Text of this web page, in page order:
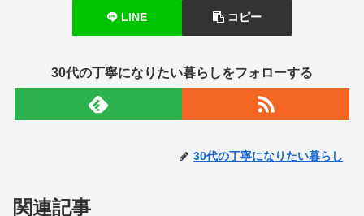
LINE コピー
30代の丁寧になりたい暮らしをフォローする
30代の丁寧になりたい暮らし
関連記事